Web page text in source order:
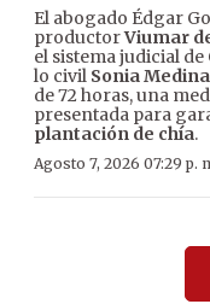
El abogado Édgar
productorViumar
el sistema judicial de
lo civil Sonia
de 72 horas, una
presentada para
plantación de chía.
Agosto 7, 2026 07:29 p.